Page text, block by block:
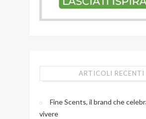
ARTICOLI RECENTI
Fine Scents, il brand che
vivere